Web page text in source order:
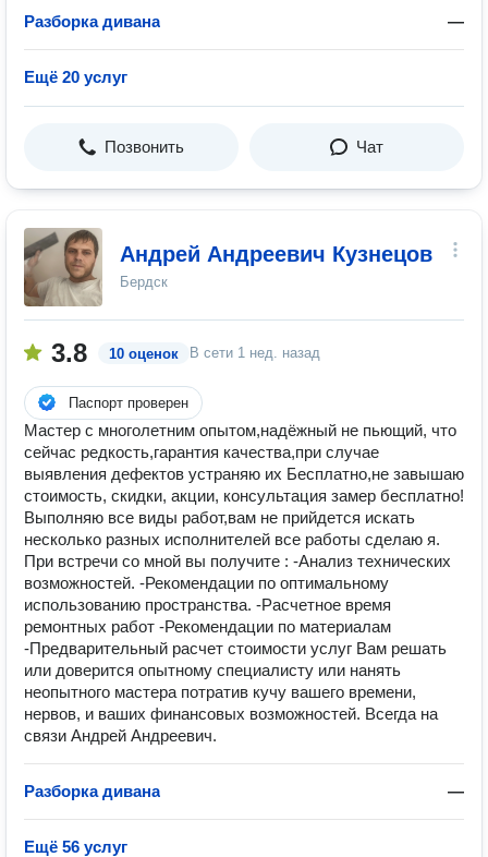
Разборка дивана —
Ещё 20 услуг
Позвонить Чат
Андрей Андреевич Кузнецов
Бердск
3.8 10 оценок В сети 1 нед. назад
Паспорт проверен
Мастер с многолетним опытом,надёжный не пьющий, что
сейчас редкость,гарантия качества,при случае
выявления дефектов устраняю их Бесплатно,не завышаю
стоимость, скидки, акции, консультация замер бесплатно!
Выполняю все виды работ,вам не прийдется искать
несколько разных исполнителей все работы сделаю я.
При встречи со мной вы получите : -Анализ технических
возможностей. -Рекомендации по оптимальному
использованию пространства. -Расчетное время
ремонтных работ -Рекомендации по материалам
-Предварительный расчет стоимости услуг Вам решать
или доверится опытному специалисту или нанять
неопытного мастера потратив кучу вашего времени,
нервов, и ваших финансовых возможностей. Всегда на
связи Андрей Андреевич.
Разборка дивана —
Ещё 56 услуг